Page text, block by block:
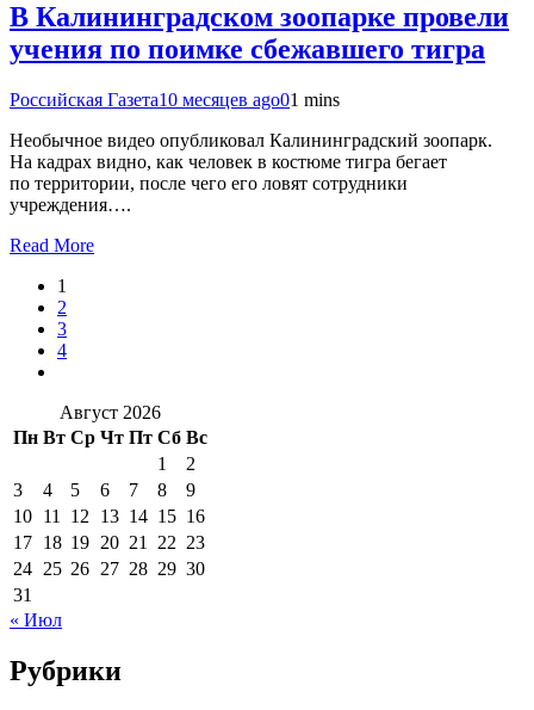
В Калининградском зоопарке провели
учения по поимке сбежавшего тигра
Российская Газета10 месяцев ago01 mins
Необычное видео опубликовал Калининградский зоопарк.
На кадрах видно, как человек в костюме тигра бегает
по территории, после чего его ловят сотрудники
учреждения….
Read More
1
2
3
4
Август 2026
Пн Вт Ср Чт Пт Сб Вс
1
2
3
4 5 6 7 8
9
10 11 12 13 14 15 16
17 18 19 20 21 22 23
24 25 26 27 28 29 30
31
« Июл
Рубрики